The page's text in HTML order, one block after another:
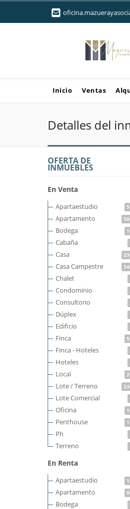
Inicio Ventas
Detalles del
OFERTA DE
INMUEBLES
En Venta
Apartaestudio
Apartamento
Bodega
Cabaña
Casa
Casa Campestre
Chalet
Condominio
Consultorio
Dúplex
Edificio
Finca
Finca - Hoteles
Hoteles
Local
Lote / Terreno
Lote Comercial
Oficina
Penthouse
Ph
Terreno
En Renta
Apartaestudio
Apartamento
Bodega